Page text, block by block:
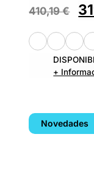
410,19€
+
Novedades